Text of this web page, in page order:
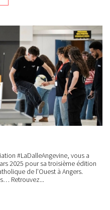
#LaDalleAngevine, vous a
2025 pour sa troisième édition
de l’Ouest à Angers.
Retrouvez...